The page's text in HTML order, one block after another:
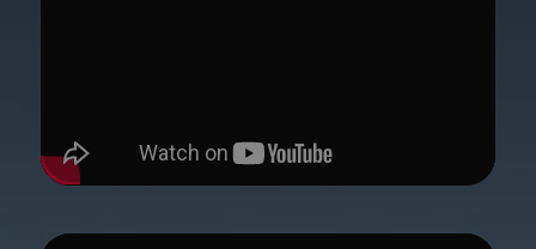
Niezbędne Wydajność